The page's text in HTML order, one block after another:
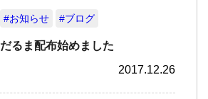
#お知らせ #ブログ
だるま配布始めました
2017.12.26